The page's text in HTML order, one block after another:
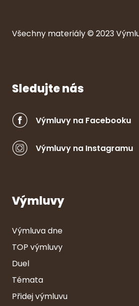
Všechny materiály © 2023
Sledujte nás
Výmluvy na Facebooku
Výmluvy na Instagramu
Výmluvy
Výmluva dne
TOP výmluvy
Duel
Témata
Přidej výmluvu